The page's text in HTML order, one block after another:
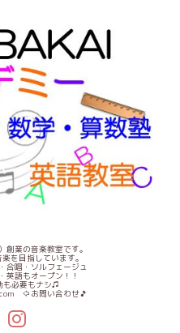
創業の音楽教室です。
を目指しています。
合唱・ソルフェージュ
英語もオープン！！
も必要もナシ♫
⇦お問い合わせ🎵